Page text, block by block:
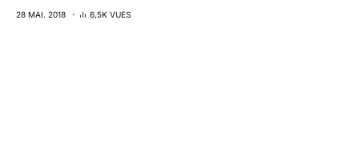
28 MAI. 2018 6,5K VUES